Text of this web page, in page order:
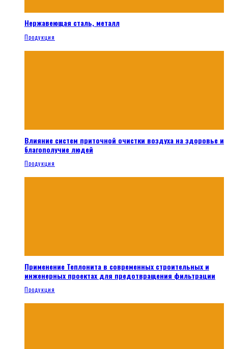
Нержавеющая сталь, металл
Продукция
Влияние систем приточной очистки воздуха на здоровье и
благополучие людей
Продукция
Применение Теплонита в современных строительных и
инженерных проектах для предотвращения фильтрации
Продукция